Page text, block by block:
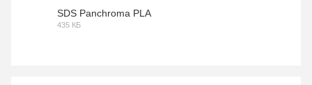
SDS Panchroma PLA
435 КБ